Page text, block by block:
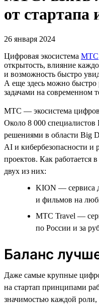
от стартапа
26 января 2024
Цифровая экосистема МТС
открытость, влияние
и возможность быстро
А еще здесь можно быстро
задачами на современном
МТС — экосистема
Около 8 000
решениями в области Big
AI и кибербезопасности и
проектов. Как работается
двух из них:
KION — сервиса
и фильмов на
МТС Travel —
по России и за
Баланс
Даже самые крупные
на стартап принципами
значимостью каждой роли,